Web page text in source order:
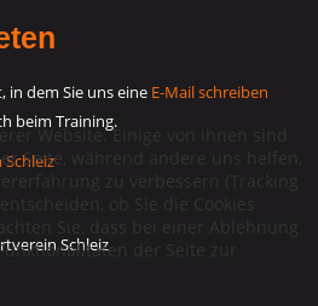
in dem Sie uns eine E-Mail schreiben
beim Training.
Schleiz
Website. Einige von ihnen sind
Seite, während andere uns helfen,
zu verbessern (Tracking
ob Sie die Cookies
Sie, dass bei einer Ablehnung
der Seite zur